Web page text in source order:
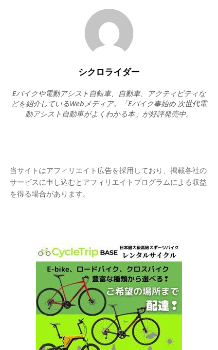
シクロライダー
Eバイクや電動アシスト自転車、自動車、アクティビティな
どを紹介しているWebメディア。「Eバイク事始め 次世代電
動アシスト自動車がよくわかる本」が好評発売中。
当サイトはアフィリエイト広告を採用しており、掲載各社の
サービスに申し込むとアフィリエイトプログラムによる収益
を得る場合があります。